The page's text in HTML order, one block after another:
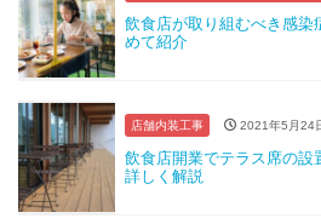
飲食店が取り組むべき感染
めて紹介
店舗内装工事 2021年5月24
飲食店開業でテラス席の設
詳しく解説